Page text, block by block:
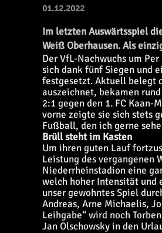
01.12.2022
Im letzten Auswärtsspiel
Weiß Oberhausen. Als
Der VfL-Nachwuchs um
sich dank fünf Siegen und
festgesetzt. Aktuell belegt
auszeichnet, bekamen
2:1 gegen den 1. FC Kaan-
vorne zeigte sie sich stets
Fußball, den ich gerne
Brüll steht im Kasten
Um ihren guten Lauf
Leistung des vergangenen
Niederrheinstadion eine
welch hoher Intensität und
unser gewohntes Spiel
Andreas, Arne Michaelis,
Leihgabe“ wird noch
Jan Olschowsky in den